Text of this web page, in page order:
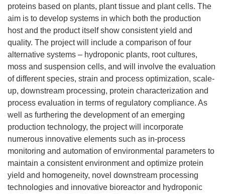
proteins based on plants, plant tissue and plant cells. The
aim is to develop systems in which both the production
host and the product itself show consistent yield and
quality. The project will include a comparison of four
alternative systems – hydroponic plants, root cultures,
moss and suspension cells, and will involve the evaluation
of different species, strain and process optimization, scale-
up, downstream processing, protein characterization and
process evaluation in terms of regulatory compliance. As
well as furthering the development of an emerging
production technology, the project will incorporate
numerous innovative elements such as in-process
monitoring and automation of environmental parameters to
maintain a consistent environment and optimize protein
yield and homogeneity, novel downstream processing
technologies and innovative bioreactor and hydroponic